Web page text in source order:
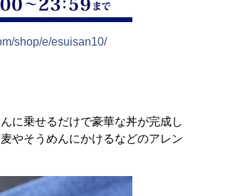
shop/e/esuisan10/
に乗せるだけで豪華な丼が完成し
やそうめんにかけるなどのアレン